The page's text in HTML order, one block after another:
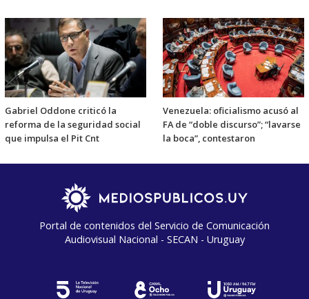
Gabriel Oddone criticó la
reforma de la seguridad social
que impulsa el Pit Cnt
Venezuela: oficialismo acusó al
FA de “doble discurso”; “lavarse
la boca”, contestaron
Portal de contenidos del Servicio de Comunicación
Audiovisual Nacional - SECAN - Uruguay